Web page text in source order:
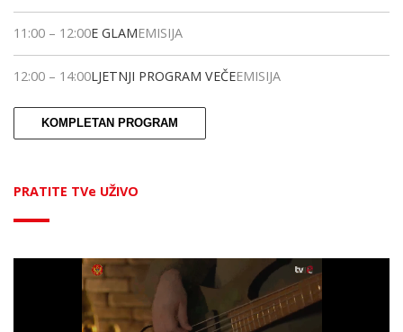
11:00 – 12:00E GLAMEMISIJA
12:00 – 14:00LJETNJI PROGRAM VEČEEMISIJA
KOMPLETAN PROGRAM
PRATITE TVe UŽIVO